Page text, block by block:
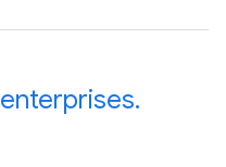
enterprises.